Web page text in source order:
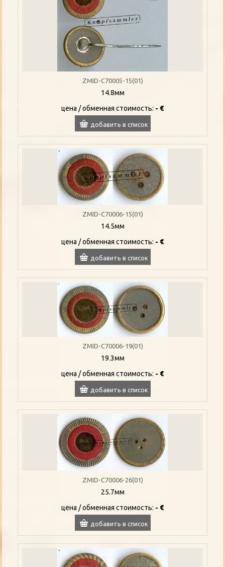
ZMID-C70005-15(01)
14.8мм
цена / oбменная стоимость: - €
добавить в список
ZMID-C70006-15(01)
14.5мм
цена / oбменная стоимость: - €
добавить в список
ZMID-C70006-19(01)
19.3мм
цена / oбменная стоимость: - €
добавить в список
ZMID-C70006-26(01)
25.7мм
цена / oбменная стоимость: - €
добавить в список